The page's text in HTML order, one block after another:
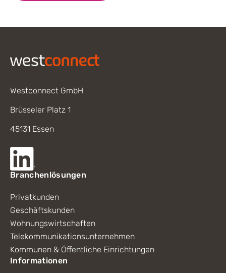
Westconnect GmbH
Brüsseler Platz 1
45131 Essen
Branchenlösungen
Privatkunden
Geschäftskunden
Wohnungswirtschaften
Telekommunikationsunternehmen
Kommunen & Öffentliche Einrichtungen
Informationen